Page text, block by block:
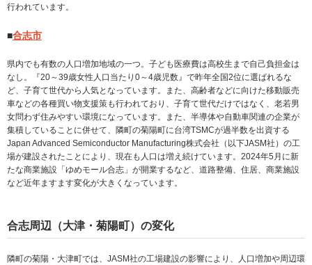
行われています。
■合志市
県内でも有数の人口増加地域の一つ。子ども医療費は高校生まで自己負担金は
なし。『20～39歳女性人口当たり0～4歳児数』で昨年全国2位に選ばれるな
ど、子育て世代から人気となっています。また、高齢者などに向けた移動販売
車などの各種買い物支援策も行われており、子育て世代だけではなく、老若男
女問わず住みやすい環境になっています。また、半導体や自動車関連の企業が
集積していることに併せて、隣町の菊陽町に台湾TSMCが過半数を出資する
Japan Advanced Semiconductor Manufacturing株式会社（以下JASM社）の工
場が建設されたことにより、現在も人口は増え続けています。2024年5月に新
たな商業施設「ゆめモール合志」が開業するなど、道路整備、住居、商業施設
など近年ますます変化が大きくなっています。
合志周辺（大津・菊陽町）の変化
隣町の菊陽・大津町では、JASM社の工場建設の影響により、人口増加や周辺環